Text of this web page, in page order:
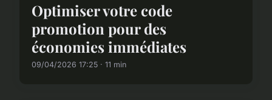
Optimiser votre code
promotion pour des
économies immédiates
09/04/2026 17:25 · 11 min